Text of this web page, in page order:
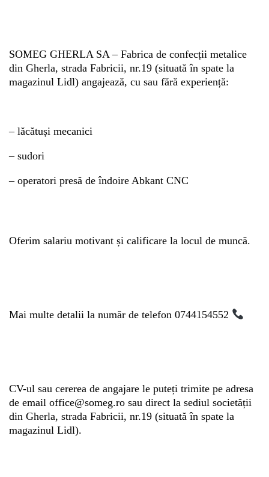
Whatsapp
SOMEG GHERLA SA – Fabrica de confecții metalice
din Gherla, strada Fabricii, nr.19 (situată în spate la
magazinul Lidl) angajează, cu sau fără experiență:
– lăcătuși mecanici
– sudori
– operatori presă de îndoire Abkant CNC
Oferim salariu motivant și calificare la locul de muncă.
Mai multe detalii la număr de telefon 0744154552
CV-ul sau cererea de angajare le puteți trimite pe adresa
de email office@someg.ro sau direct la sediul societății
din Gherla, strada Fabricii, nr.19 (situată în spate la
magazinul Lidl).